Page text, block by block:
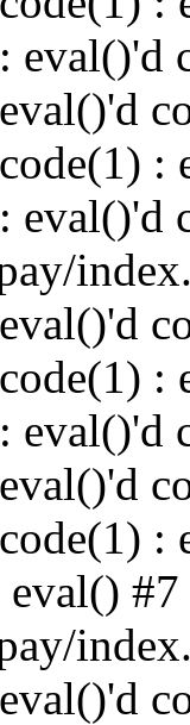
eval()'d
:
eval()'d
:
eval()'d
:
#7